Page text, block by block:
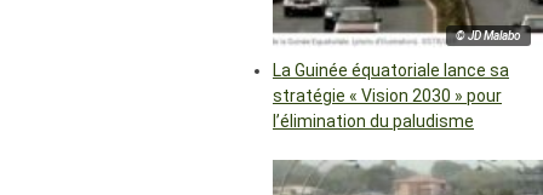
© JD Malabo
La Guinée équatoriale lance sa
stratégie « Vision 2030 » pour
l’élimination du paludisme